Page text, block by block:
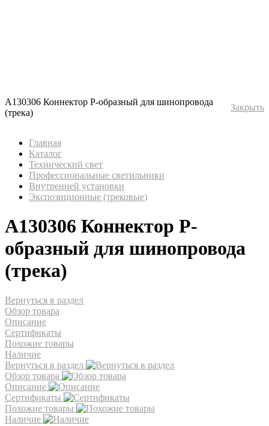
A130306 Коннектор Р-образный для шинопровода
(трека)
Закрыть
Главная
Каталог
Технический свет
Профессиональные светильники
Внутренней установки
Экспозиционные (трековые)
A130306 Коннектор Р-
образный для шинопровода
(трека)
Вернуться в раздел
Обзор товара
Описание
Сертификаты
Похожие товары
Наличие
Вернуться в раздел
Обзор товара
Описание
Сертификаты
Похожие товары
Наличие